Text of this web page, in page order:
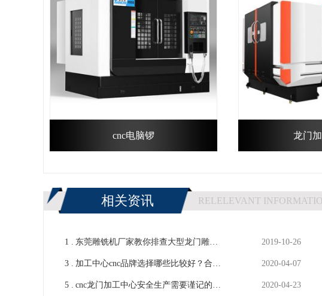
cnc电脑锣 龙门
相关资讯 RELELEVANT
1 . 东莞雕铣机厂家教你排查大型龙门雕铣
机出现砸刀故障-【鸿天驰】
2019-10-26
3 . 加工中心cnc品牌选择哪些比较好？合适
自己的才最好-【鸿天驰】
2020-04-07
5 . cnc龙门加工中心安全生产需要谨记的事 2020-04-23